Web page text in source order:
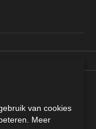
van cookies
Meer